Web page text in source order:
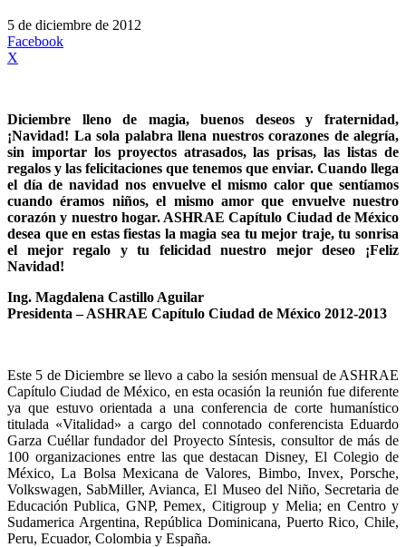
5 de diciembre de 2012
Facebook
X
Diciembre lleno de magia, buenos deseos y fraternidad,
¡Navidad! La sola palabra llena nuestros corazones de alegría,
sin importar los proyectos atrasados, las prisas, las listas de
regalos y las felicitaciones que tenemos que enviar. Cuando llega
el día de navidad nos envuelve el mismo calor que sentíamos
cuando éramos niños, el mismo amor que envuelve nuestro
corazón y nuestro hogar. ASHRAE Capítulo Ciudad de México
desea que en estas fiestas la magia sea tu mejor traje, tu sonrisa
el mejor regalo y tu felicidad nuestro mejor deseo ¡Feliz
Navidad!
Ing. Magdalena Castillo Aguilar
Presidenta – ASHRAE Capítulo Ciudad de México 2012-2013
Este 5 de Diciembre se llevo a cabo la sesión mensual de ASHRAE
Capítulo Ciudad de México, en esta ocasión la reunión fue diferente
ya que estuvo orientada a una conferencia de corte humanístico
titulada «Vitalidad» a cargo del connotado conferencista Eduardo
Garza Cuéllar fundador del Proyecto Síntesis, consultor de más de
100 organizaciones entre las que destacan Disney, El Colegio de
México, La Bolsa Mexicana de Valores, Bimbo, Invex, Porsche,
Volkswagen, SabMiller, Avianca, El Museo del Niño, Secretaria de
Educación Publica, GNP, Pemex, Citigroup y Melia; en Centro y
Sudamerica Argentina, República Dominicana, Puerto Rico, Chile,
Peru, Ecuador, Colombia y España.